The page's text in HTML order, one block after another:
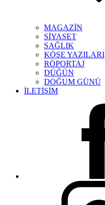
MAGAZİN
SİYASET
SAĞLIK
KÖŞE YAZILARI
RÖPORTAJ
DÜĞÜN
DOĞUM GÜNÜ
İLETİŞİM